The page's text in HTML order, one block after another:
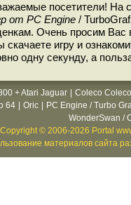
посетители! На
от PC Engine /
Очень просим Вас
скачаете игру и
одну секунду, а
+ Atari Jaguar
Coleco
64 Oric
PC Engine / Turbo
WonderSwan /
Copyright © 2006-2026 Portal
материалов сайта